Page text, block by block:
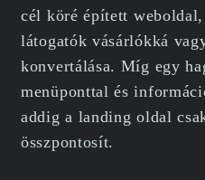
cél köré épített
látogatók vásárlókká
konvertálása. Míg egy
menüponttal és
addig a landing oldal
összpontosít.